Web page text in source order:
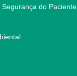
do Paciente